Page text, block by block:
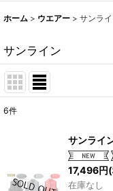
ホーム > ウエアー > サンラ
サンライン
6件
サンライ
17,496円
在庫なし